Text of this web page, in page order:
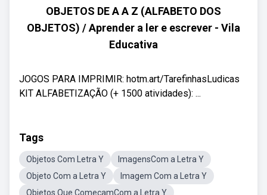
OBJETOS DE A A Z (ALFABETO DOS
OBJETOS) / Aprender a ler e escrever - Vila
Educativa
JOGOS PARA IMPRIMIR: hotm.art/TarefinhasLudicas
KIT ALFABETIZAÇÃO (+ 1500 atividades): ...
Tags
Objetos Com Letra Y
ImagensCom a Letra Y
Objeto Com a Letra Y
Imagem Com a Letra Y
Objetos Que ComeçamCom a Letra Y